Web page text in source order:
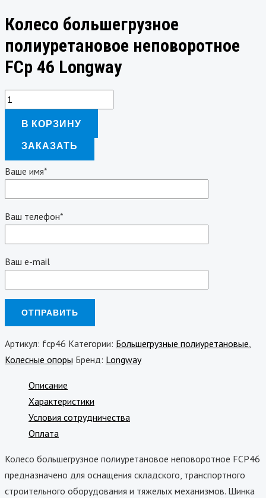
Колесо большегрузное
полиуретановое неповоротное
FCp 46 Longway
В КОРЗИНУ
ЗАКАЗАТЬ
Ваше имя*
Ваш телефон*
Ваш e-mail
Артикул: fcp46 Категории: Большегрузные полиуретановые,
Колесные опоры Бренд: Longway
Описание
Характеристики
Условия сотрудничества
Оплата
Колесо большегрузное полиуретановое неповоротное FCP46
предназначено для оснащения складского, транспортного
строительного оборудования и тяжелых механизмов. Шинка